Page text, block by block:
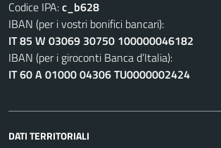
Codice IPA:c_b628
IBAN (per i vostri bonifici bancari):
IT 85 W 03069 30750 100000046182
IBAN (per i giroconti Banca d’Italia):
IT 60 A 01000 04306 TU0000002424
DATI TERRITORIALI